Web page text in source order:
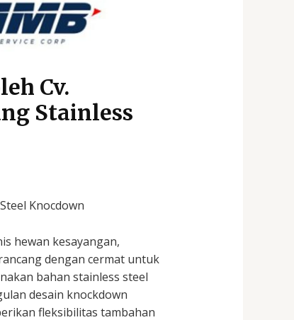
Cv.
Stainless
Knocdown
hewan kesayangan,
dengan cermat untuk
bahan stainless steel
desain knockdown
fleksibilitas tambahan